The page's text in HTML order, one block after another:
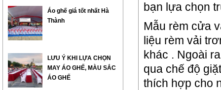
bạn lựa chọn
Mẫu rèm cửa
liệu rèm vải
khác . Ngoài
qua chế độ
thích hợp cho
Áo ghế giá tốt nhất Hà
Thành
LƯU Ý KHI LỰA CHỌN
MAY ÁO GHẾ, MÀU SẮC
ÁO GHẾ